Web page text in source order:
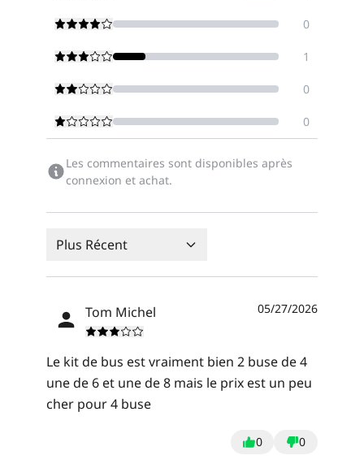
0
1
0
0
Les commentaires sont disponibles après
connexion et achat.
Plus Récent
Tom Michel 05/27/2026
Le kit de bus est vraiment bien 2 buse de 4
une de 6 et une de 8 mais le prix est un peu
cher pour 4 buse
0 0